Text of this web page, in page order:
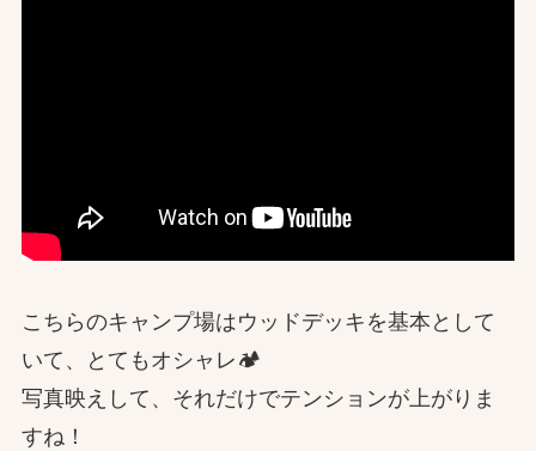
こちらのキャンプ場はウッドデッキを基本として
いて、とてもオシャレ🏕️
写真映えして、それだけでテンションが上がりま
すね！